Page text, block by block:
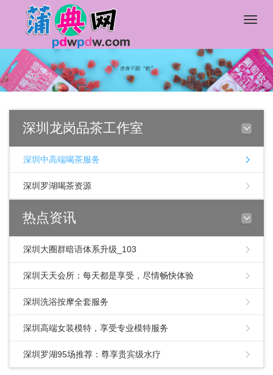
Toggle
深圳龙岗品茶工作室
深圳中高端喝茶服务
深圳罗湖喝茶资源
热点资讯
深圳大圈群暗语体系升级_103
深圳天天会所：每天都是享受，尽情畅快体验
深圳洗浴按摩全套服务
深圳高端女装模特，享受专业模特服务
深圳罗湖95场推荐：尊享贵宾级水疗